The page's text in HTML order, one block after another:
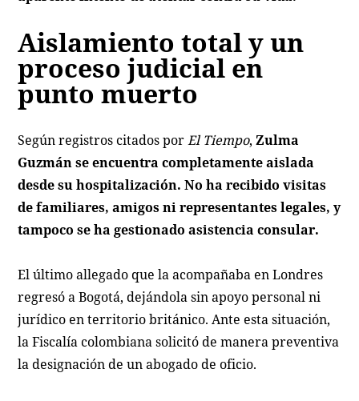
Aislamiento total y un
proceso judicial en
punto muerto
Según registros citados porEl Tiempo,Zulma
Guzmán se encuentra completamente aislada
desde su hospitalización. No ha recibido visitas
de familiares, amigos ni representantes legales, y
tampoco se ha gestionado asistencia consular.
El último allegado que la acompañaba en Londres
regresó a Bogotá, dejándola sin apoyo personal ni
jurídico en territorio británico. Ante esta situación,
la Fiscalía colombiana solicitó de manera preventiva
la designación de un abogado de oficio.